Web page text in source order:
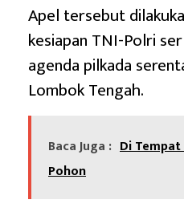
Apel tersebut
kesiapan TNI-Polri
agenda pilkada
Lombok Tengah.
Baca Juga : Di
Pohon